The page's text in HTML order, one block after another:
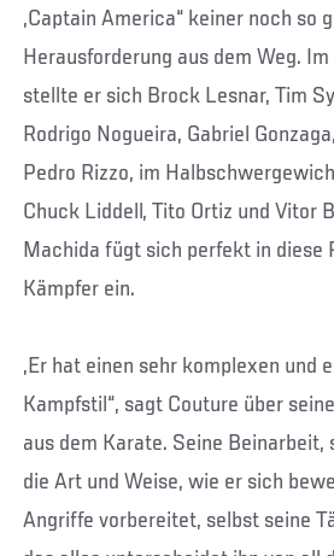
„Captain America“ keiner noch so
Herausforderung aus dem Weg.
stellte er sich Brock Lesnar, Tim
Rodrigo Nogueira, Gabriel
Pedro Rizzo, im
Chuck Liddell, Tito Ortiz und Vitor
Machida fügt sich perfekt in diese
Kämpfer ein.
„Er hat einen sehr komplexen und
Kampfstil“, sagt Couture über
aus dem Karate. Seine Beinarbeit,
die Art und Weise, wie er sich
Angriffe vorbereitet, selbst seine